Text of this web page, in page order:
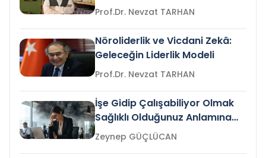
Prof.Dr. Nevzat TARHAN
Nöroliderlik ve Vicdani Zekâ:
Geleceğin Liderlik Modeli
Prof.Dr. Nevzat TARHAN
İşe Gidip Çalışabiliyor Olmak
Sağlıklı Olduğunuz Anlamına
Gelir mi?Zeynep GÜÇLÜCAN